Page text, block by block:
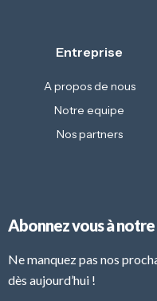
Entreprise
A propos de nous
Notre equipe
Nos partners
Abonnez vous à
Ne manquez pas nos
dès aujourd’hui !